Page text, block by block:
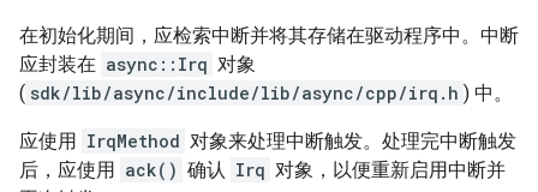
在初始化期间，应检索中断并将其存储在驱动程序中。中断
应封装在 async::Irq 对象
( sdk/lib/async/include/lib/async/cpp/irq.h ) 中。
应使用 IrqMethod 对象来处理中断触发。处理完中断触发
后，应使用 ack() 确认 Irq 对象，以便重新启用中断并